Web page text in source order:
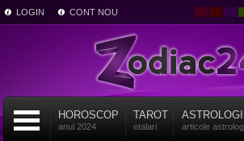
LOGIN CONT NOU
HOROSCOP
anul 2024
TAROT
etalari articole